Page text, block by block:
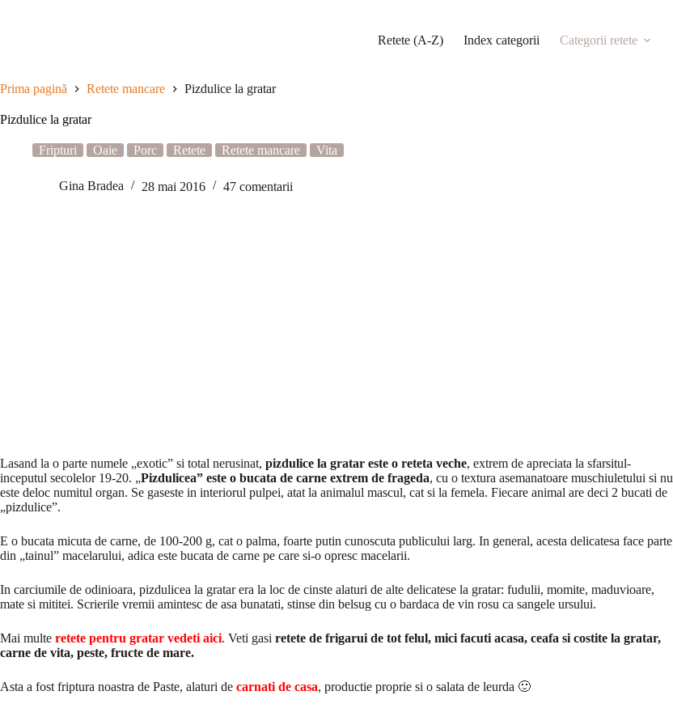
Retete (A-Z) Index categorii Categorii retete
Prima pagină Retete mancare Pizdulice la gratar
Pizdulice la gratar
Fripturi Oaie Porc Retete Retete mancare Vita
Gina Bradea 28 mai 2016 47 comentarii
Lasand la o parte numele „exotic” si total nerusinat, pizdulice la gratar este o reteta veche, extrem de apreciata la sfarsitul-
inceputul secolelor 19-20. „Pizdulicea” este o bucata de carne extrem de frageda, cu o textura asemanatoare muschiuletului si nu
este deloc numitul organ. Se gaseste in interiorul pulpei, atat la animalul mascul, cat si la femela. Fiecare animal are deci 2 bucati de
„pizdulice”.
E o bucata micuta de carne, de 100-200 g, cat o palma, foarte putin cunoscuta publicului larg. In general, acesta delicatesa face parte
din „tainul” macelarului, adica este bucata de carne pe care si-o opresc macelarii.
In carciumile de odinioara, pizdulicea la gratar era la loc de cinste alaturi de alte delicatese la gratar: fudulii, momite, maduvioare,
mate si mititei. Scrierile vremii amintesc de asa bunatati, stinse din belsug cu o bardaca de vin rosu ca sangele ursului.
Mai multe retete pentru gratar vedeti aici. Veti gasi retete de frigarui de tot felul, mici facuti acasa, ceafa si costite la gratar,
carne de vita, peste, fructe de mare.
Asta a fost friptura noastra de Paste, alaturi de carnati de casa, productie proprie si o salata de leurda 🙂